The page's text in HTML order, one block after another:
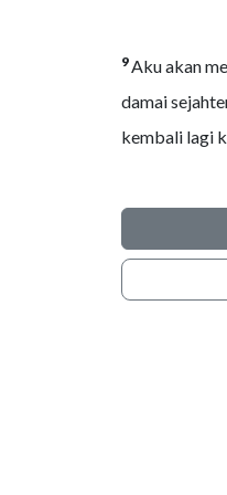
9Aku akan
damai
kembali lagi